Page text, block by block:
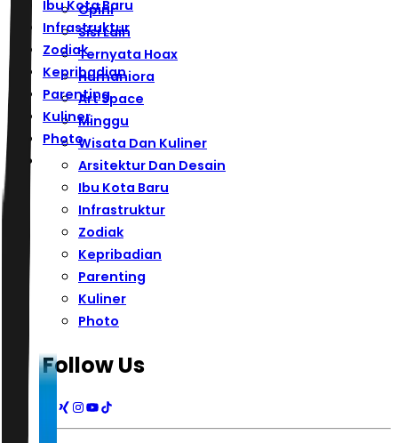
Ibu Kota Baru
Infrastruktur
Zodiak
Kepribadian
Parenting
Kuliner
Photo
Opini
Sisi Lain
Ternyata Hoax
Humaniora
Art Space
Minggu
Wisata Dan Kuliner
Arsitektur Dan Desain
Ibu Kota Baru
Infrastruktur
Zodiak
Kepribadian
Parenting
Kuliner
Photo
Follow Us